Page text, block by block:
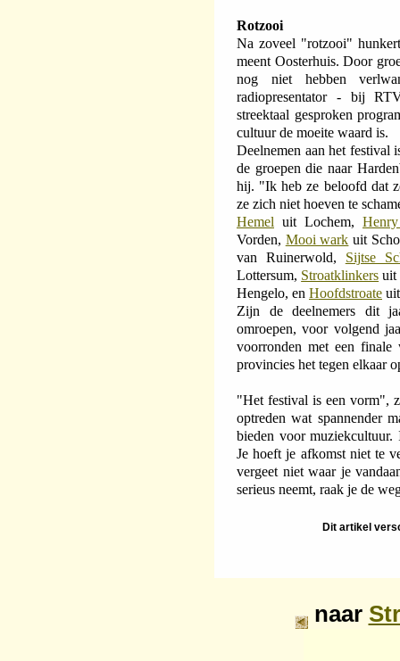
Rotzooi
Na zoveel "rotzooi"
meent Oosterhuis. Door
nog niet hebben
radiopresentator - bij
streektaal gesproken
cultuur de moeite waard is.
Deelnemen aan het festival
de groepen die naar
hij. "Ik heb ze beloofd dat
ze zich niet hoeven te
Hemel uit Lochem,
Vorden, Mooi wark uit
van Ruinerwold, Sijtse
Lottersum, Stroatklinkers uit
Hengelo, en Hoofdstroate
Zijn de deelnemers dit
omroepen, voor volgend
voorronden met een
provincies het tegen elkaar
"Het festival is een vorm",
optreden wat spannender
bieden voor muziekcultuur.
Je hoeft je afkomst niet te
vergeet niet waar je
serieus neemt, raak je de
Dit artikel
naar